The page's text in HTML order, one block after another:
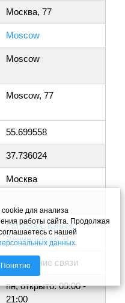
Москва, 77
Moscow
Moscow
Moscow, 77
55.699558
37.736024
Москва
г Москва, Юных
Ленинцев ул, 3
Отделение связи
пн, открыто: 09:00 -
21:00
для анализа
работы сайта. Продолжая
с нашей
данных.
Понятно